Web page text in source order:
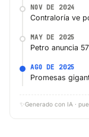
NOV DE 2024
Contraloría ve
MAY DE 2025
Petro anuncia
AGO DE 2025
Promesas
✨ Generado con IA ·